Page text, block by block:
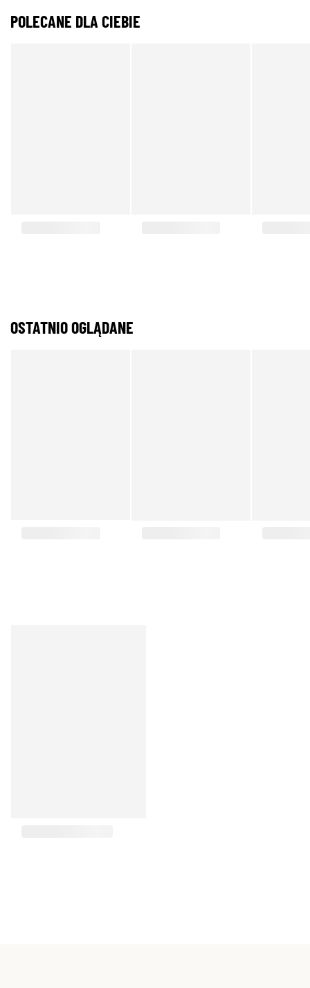
POLECANE DLA CIEBIE
OSTATNIO OGLĄDANE